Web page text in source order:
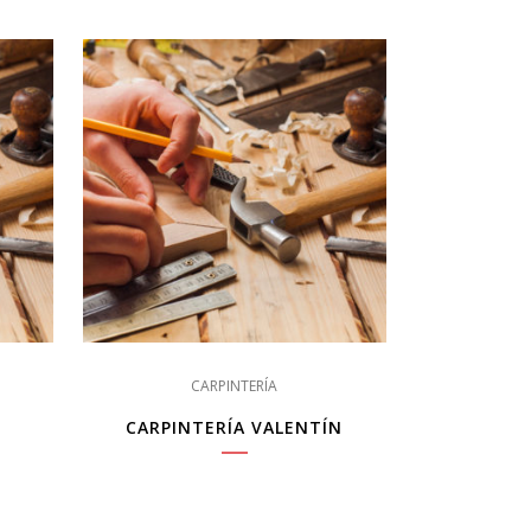
CARPINTERÍA
CARPINTERÍA VALENTÍN